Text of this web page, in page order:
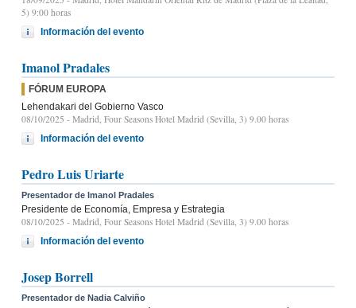
5) 9:00 horas
Información del evento
Imanol Pradales
FÓRUM EUROPA
Lehendakari del Gobierno Vasco
08/10/2025 - Madrid, Four Seasons Hotel Madrid (Sevilla, 3) 9.00 horas
Información del evento
Pedro Luis Uriarte
Presentador de Imanol Pradales
Presidente de Economía, Empresa y Estrategia
08/10/2025 - Madrid, Four Seasons Hotel Madrid (Sevilla, 3) 9.00 horas
Información del evento
Josep Borrell
Presentador de Nadia Calviño